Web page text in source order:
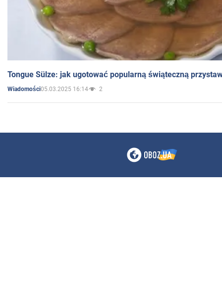
Tongue Sülze: jak ugotować popularną świąteczną
Wiadomości05.03.2025 16:14 2